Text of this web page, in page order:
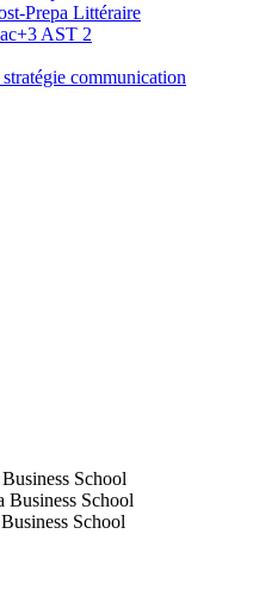
Prepa Littéraire
AST 2
communication